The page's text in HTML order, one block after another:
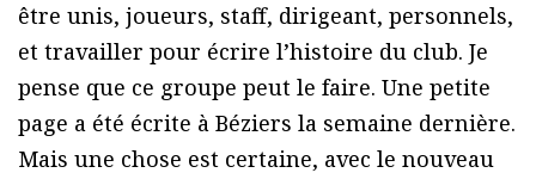
être unis, joueurs, staff, dirigeant, personnels,
et travailler pour écrire l’histoire du club. Je
pense que ce groupe peut le faire. Une petite
page a été écrite à Béziers la semaine dernière.
Mais une chose est certaine, avec le nouveau